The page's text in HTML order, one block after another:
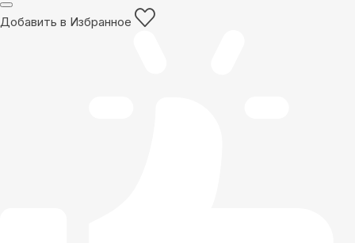
Добавить в Избранное